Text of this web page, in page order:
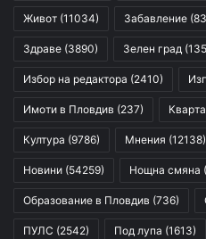
Живот (11034) Забавление
Здраве (3890) Зелен град
Избор на редактора (2410)
Имоти в Пловдив (237)
Култура (9786) Мнения (12138)
Новини (54259) Нощна смяна
Образование в Пловдив (736)
ПУЛС (2542) Под лупа (1613)